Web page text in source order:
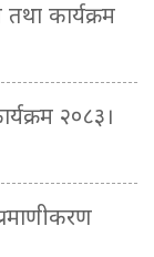
कार्यक्रम
२०८३।